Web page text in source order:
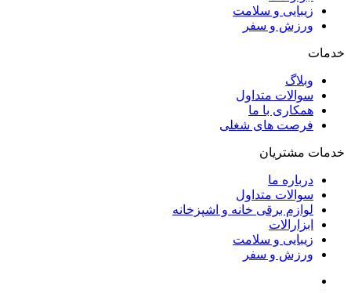
زیبایی و سلامت
ورزش و سفر
خدمات
وبلاگ
سوالات متداول
همکاری با ما
فرصت های شغلی
خدمات مشتریان
درباره ما
سوالات متداول
لوازم برقی خانه و اشپزخانه
ابزارالات
زیبایی و سلامت
ورزش و سفر